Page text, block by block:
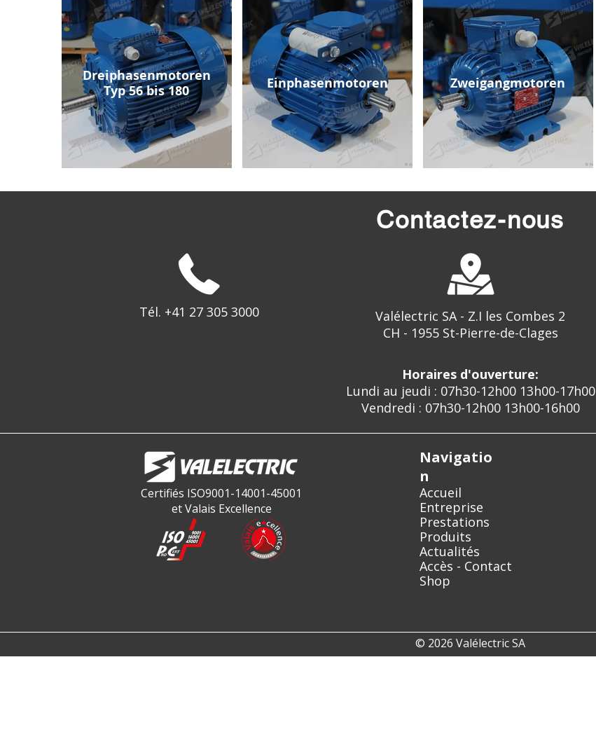
Dreiphasenmotoren
Typ 56 bis 180
Einphasenmotoren Zweigangmotoren
Contactez-nous
Tél. +41 27 305 3000
Valélectric SA - Z.I les Combes 2
CH - 1955 St-Pierre-de-Clages
Horaires d'ouverture:
Lundi au jeudi : 07h30-12h00 13h00-17h00
Vendredi : 07h30-12h00 13h00-16h00
Certifiés ISO9001-14001-45001
et Valais Excellence
Navigatio
n
Accueil
Entreprise
Prestations
Produits
Actualités
Accès - Contact
Shop
© 2026 Valélectric SA